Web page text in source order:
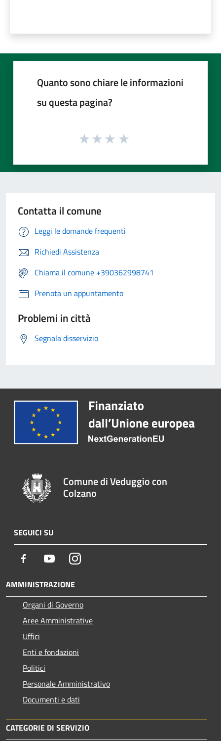
Quanto sono chiare le informazioni
su questa pagina?
Contatta il comune
Leggi le domande frequenti
Richiedi Assistenza
Chiama il comune +390362998741
Prenota un appuntamento
Problemi in città
Segnala disservizio
Comune di Veduggio con
Colzano
SEGUICI SU
Facebook YoutubeInstagram
AMMINISTRAZIONE
Organi di Governo
Aree Amministrative
Uffici
Enti e fondazioni
Politici
Personale Amministrativo
Documenti e dati
CATEGORIE DI SERVIZIO